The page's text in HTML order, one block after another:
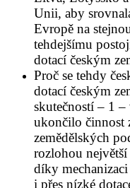
Unii, aby
Evropě na
tehdejšímu
dotací českým
Proč se tehdy
dotací českým
skutečností – 1 –
ukončilo činnost
zemědělských
rozlohou
díky
i přes nízké